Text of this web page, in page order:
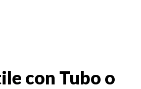
con Tubo o